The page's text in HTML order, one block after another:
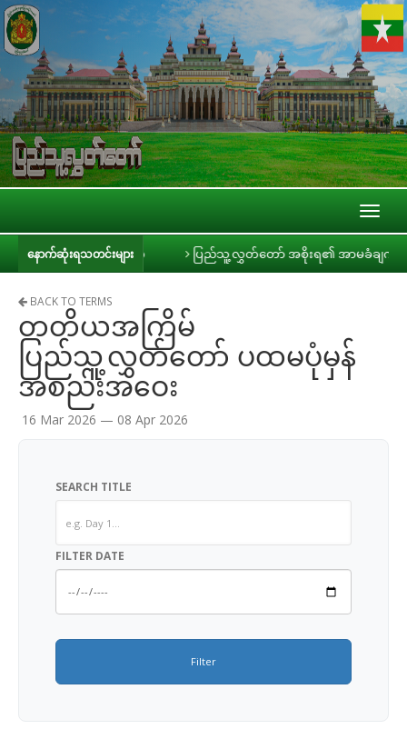
နောက်ဆုံးရသတင်းများ
ယာများနှင့် တွေ့ဆုံ ပြည်သူ့လွှတ်တော် အစိုးရ၏ အာမခံချက်များ၊ ကတိ
BACK TO TERMS
တတိယအကြိမ်
ပြည်သူ့လွှတ်တော် ပထမပုံမှန်
အစည်းအဝေး
16 Mar 2026 — 08 Apr 2026
SEARCH TITLE
FILTER DATE
Filter